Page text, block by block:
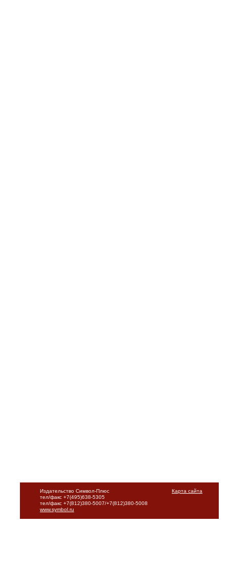
Карта сайта
Издательство Символ-Плюс
тел/факс +7(495)638-5305
тел/факс +7(812)380-5007/+7(812)380-5008
www.symbol.ru